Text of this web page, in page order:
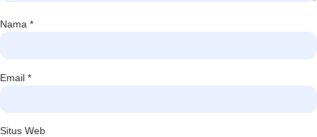
Nama *
Email *
Situs Web